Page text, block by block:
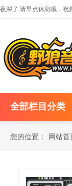
夜深了,请早点休息哦，祝
全部栏目分类
您的位置： 网站首